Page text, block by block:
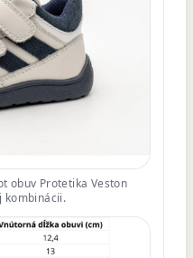
obuv Protetika Veston
kombinácii.